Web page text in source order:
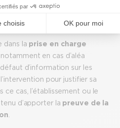
dans la prise en charge
en cas d’aléa
d’information sur les
pour justifier sa
ce cas, l’établissement ou le
d’apporter la preuve de la